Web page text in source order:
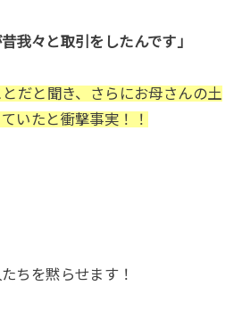
我々と取引をしたんです」
だと聞き、さらにお母さんの土
いたと衝撃事実！！
ちを黙らせます！